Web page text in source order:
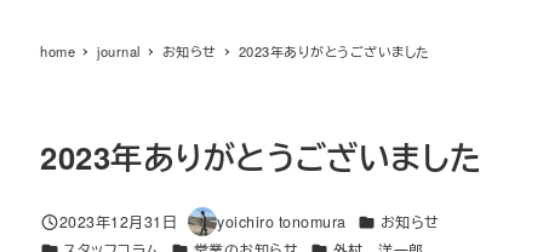
home journal お知らせ 2023年ありがとうございました
2023年ありがとうございました
投稿日
2023年12月31日
著
yoichiro tonomura カテゴリー
お知らせ